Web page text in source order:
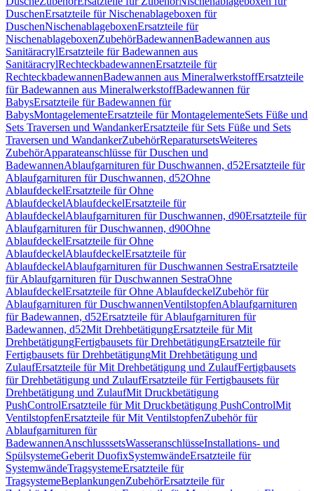
DuschenErsatzteile für Nischenablageboxen für
DuschenNischenablageboxenErsatzteile für
NischenablageboxenZubehörBadewannenBadewannen aus
SanitäracrylErsatzteile für Badewannen aus
SanitäracrylRechteckbadewannenErsatzteile für
RechteckbadewannenBadewannen aus MineralwerkstoffErsatzteile
für Badewannen aus MineralwerkstoffBadewannen für
BabysErsatzteile für Badewannen für
BabysMontagelementeErsatzteile für MontagelementeSets Füße und
Sets Traversen und WandankerErsatzteile für Sets Füße und Sets
Traversen und WandankerZubehörReparatursetsWeiteres
ZubehörApparateanschlüsse für Duschen und
BadewannenAblaufgarnituren für Duschwannen, d52Ersatzteile für
Ablaufgarnituren für Duschwannen, d52Ohne
AblaufdeckelErsatzteile für Ohne
AblaufdeckelAblaufdeckelErsatzteile für
AblaufdeckelAblaufgarnituren für Duschwannen, d90Ersatzteile für
Ablaufgarnituren für Duschwannen, d90Ohne
AblaufdeckelErsatzteile für Ohne
AblaufdeckelAblaufdeckelErsatzteile für
AblaufdeckelAblaufgarnituren für Duschwannen SestraErsatzteile
für Ablaufgarnituren für Duschwannen SestraOhne
AblaufdeckelErsatzteile für Ohne AblaufdeckelZubehör für
Ablaufgarnituren für DuschwannenVentilstopfenAblaufgarnituren
für Badewannen, d52Ersatzteile für Ablaufgarnituren für
Badewannen, d52Mit DrehbetätigungErsatzteile für Mit
DrehbetätigungFertigbausets für DrehbetätigungErsatzteile für
Fertigbausets für DrehbetätigungMit Drehbetätigung und
ZulaufErsatzteile für Mit Drehbetätigung und ZulaufFertigbausets
für Drehbetätigung und ZulaufErsatzteile für Fertigbausets für
Drehbetätigung und ZulaufMit Druckbetätigung
PushControlErsatzteile für Mit Druckbetätigung PushControlMit
VentilstopfenErsatzteile für Mit VentilstopfenZubehör für
Ablaufgarnituren für
BadewannenAnschlusssetsWasseranschlüsseInstallations- und
SpülsystemeGeberit DuofixSystemwändeErsatzteile für
SystemwändeTragsystemeErsatzteile für
TragsystemeBeplankungenZubehörErsatzteile für